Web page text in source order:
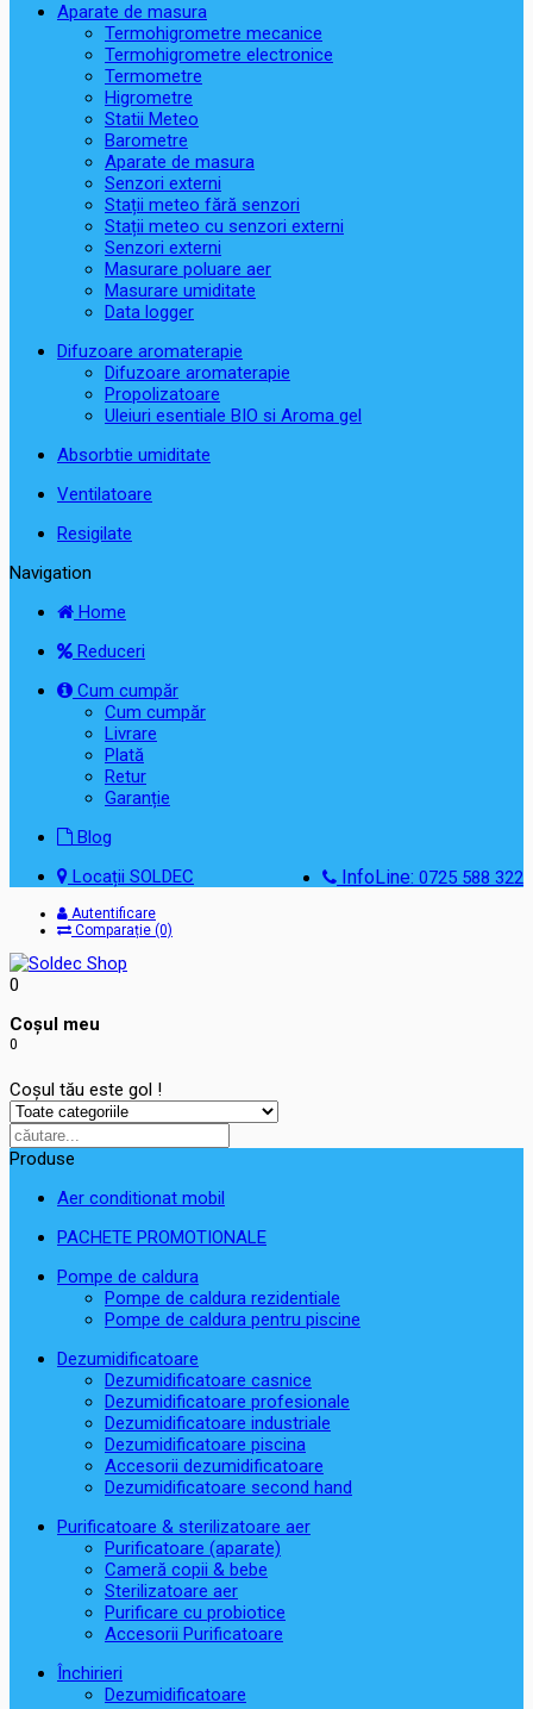
Aparate de masura
Termohigrometre mecanice
Termohigrometre electronice
Termometre
Higrometre
Statii Meteo
Barometre
Aparate de masura
Senzori externi
Stații meteo fără senzori
Stații meteo cu senzori externi
Senzori externi
Masurare poluare aer
Masurare umiditate
Data logger
Difuzoare aromaterapie
Difuzoare aromaterapie
Propolizatoare
Uleiuri esentiale BIO si Aroma gel
Absorbtie umiditate
Ventilatoare
Resigilate
Navigation
Home
Reduceri
Cum cumpăr
Cum cumpăr
Livrare
Plată
Retur
Garanție
Blog
InfoLine: 0725 588 322
Locații SOLDEC
Autentificare
Comparație (0)
0
Coşul meu
0
Coșul tău este gol !
Produse
Aer conditionat mobil
PACHETE PROMOTIONALE
Pompe de caldura
Pompe de caldura rezidentiale
Pompe de caldura pentru piscine
Dezumidificatoare
Dezumidificatoare casnice
Dezumidificatoare profesionale
Dezumidificatoare industriale
Dezumidificatoare piscina
Accesorii dezumidificatoare
Dezumidificatoare second hand
Purificatoare & sterilizatoare aer
Purificatoare (aparate)
Cameră copii & bebe
Sterilizatoare aer
Purificare cu probiotice
Accesorii Purificatoare
Închirieri
Dezumidificatoare